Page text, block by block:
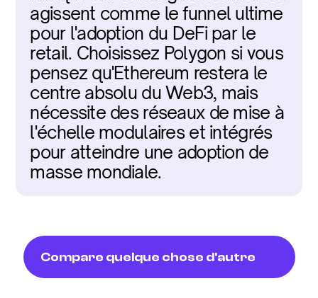
agissent comme le funnel ultime
pour l'adoption du DeFi par le
retail. Choisissez Polygon si vous
pensez qu'Ethereum restera le
centre absolu du Web3, mais
nécessite des réseaux de mise à
l'échelle modulaires et intégrés
pour atteindre une adoption de
masse mondiale.
Compare quelque chose d'autre